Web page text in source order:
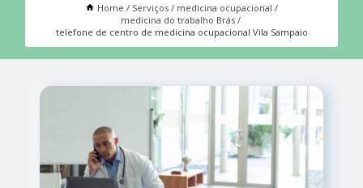
Home Serviços
medicina ocupacional
medicina do trabalho Brás
telefone de centro de medicina ocupacional Vila Sampaio